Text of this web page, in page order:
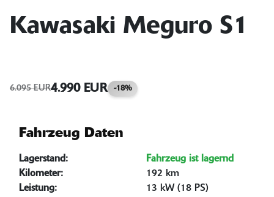
Kawasaki Meguro S1
6.095 EUR4.990 EUR -18%
Fahrzeug Daten
Lagerstand:
Fahrzeug ist lagernd
Kilometer:
192 km
Leistung:
13 kW (18 PS)